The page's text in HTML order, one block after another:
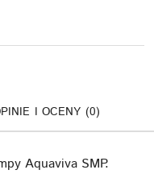
I OCENY (0)
Aquaviva SMP.